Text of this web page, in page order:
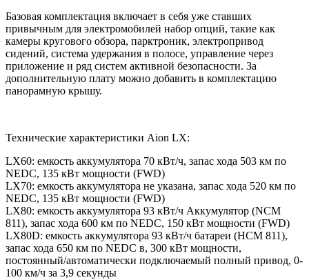
Базовая комплектация включает в себя уже ставших
привычным для электромобилей набор опций, такие как
камеры кругового обзора, парктроник, электропривод
сидений, система удержания в полосе, управление через
приложение и ряд систем активной безопасности. За
дополнительную плату можно добавить в комплектацию
панорамную крышу.
Технические характеристики Aion LX:
LX60: емкость аккумулятора 70 кВт/ч, запас хода 503 км по
NEDC, 135 кВт мощности (FWD)
LX70: емкость аккумулятора не указана, запас хода 520 км по
NEDC, 135 кВт мощности (FWD)
LX80: емкость аккумулятора 93 кВт/ч Аккумулятор (NCM
811), запас хода 600 км по NEDC, 150 кВт мощности (FWD)
LX80D: емкость аккумулятора 93 кВт/ч батареи (НСМ 811),
запас хода 650 км по NEDC в, 300 кВт мощности,
постоянный/автоматически подключаемый полный привод, 0-
100 км/ч за 3,9 секунды